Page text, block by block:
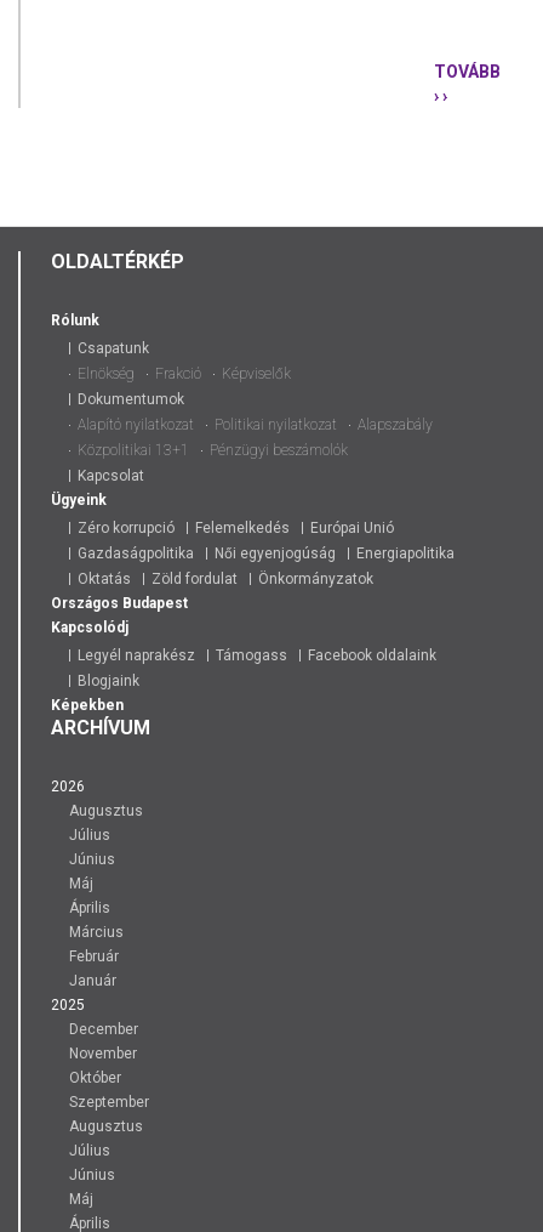
TOVÁBB
› ›
OLDALTÉRKÉP
Rólunk
Csapatunk
Elnökség
Frakció
Képviselők
Dokumentumok
Alapító nyilatkozat
Politikai nyilatkozat
Alapszabály
Közpolitikai 13+1
Pénzügyi beszámolók
Kapcsolat
Ügyeink
Zéro korrupció
Felemelkedés
Európai Unió
Gazdaságpolitika
Női egyenjogúság
Energiapolitika
Oktatás
Zöld fordulat
Önkormányzatok
Országos Budapest
Kapcsolódj
Legyél naprakész
Támogass
Facebook oldalaink
Blogjaink
Képekben
ARCHÍVUM
2026
Augusztus
Július
Június
Máj
Április
Március
Február
Január
2025
December
November
Október
Szeptember
Augusztus
Július
Június
Máj
Április